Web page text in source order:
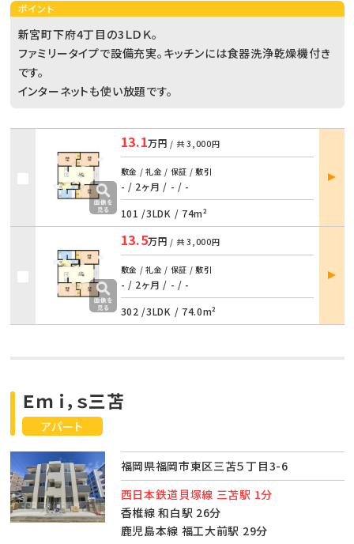
ポイント
新宮町下府4丁目の3ＬＤＫ。
ファミリータイプで設備充実。キッチンには食器洗浄乾燥機付き
です。
インターネットも使い放題です。
13.1万円 / 共3,000円
敷金 / 礼金 / 保証 / 敷引
- / 2ヶ月 / - / -
101 /3LDK / 74m²
部屋
詳細
13.5万円 / 共3,000円
敷金 / 礼金 / 保証 / 敷引
- / 2ヶ月 / - / -
302 /3LDK / 74.0m²
部屋
詳細
アパート
Ｅｍｉ，ｓ三苫
福岡県福岡市東区三苫５丁目3-6
西日本鉄道貝塚線 三苫駅 1分
香椎線 和白駅 26分
鹿児島本線 福工大前駅 29分